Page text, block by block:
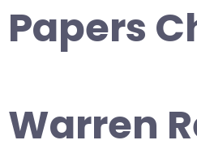
Papers
Warren